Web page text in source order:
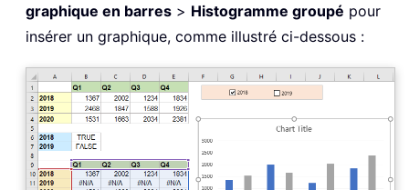
graphique en barres > Histogramme groupé pour
insérer un graphique, comme illustré ci-dessous :